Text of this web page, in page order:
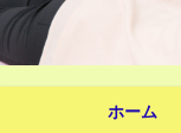
ホーム